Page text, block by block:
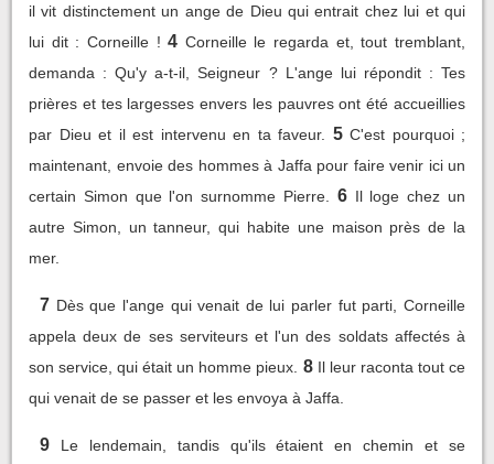
il vit distinctement un ange de Dieu qui entrait chez lui et qui
lui dit : Corneille ! 4 Corneille le regarda et, tout tremblant,
demanda : Qu'y a-t-il, Seigneur ? L'ange lui répondit : Tes
prières et tes largesses envers les pauvres ont été accueillies
par Dieu et il est intervenu en ta faveur.
5 C'est pourquoi ;
maintenant, envoie des hommes à Jaffa pour faire venir ici un
certain Simon que l'on surnomme Pierre.
6 Il loge chez un
autre Simon, un tanneur, qui habite une maison près de la
mer.
7 Dès que l'ange qui venait de lui parler fut parti, Corneille
appela deux de ses serviteurs et l'un des soldats affectés à
son service, qui était un homme pieux. 8 Il leur raconta tout ce
qui venait de se passer et les envoya à Jaffa.
9
Le lendemain, tandis qu'ils étaient en chemin et se